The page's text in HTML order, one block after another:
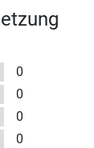
0
0
0
0